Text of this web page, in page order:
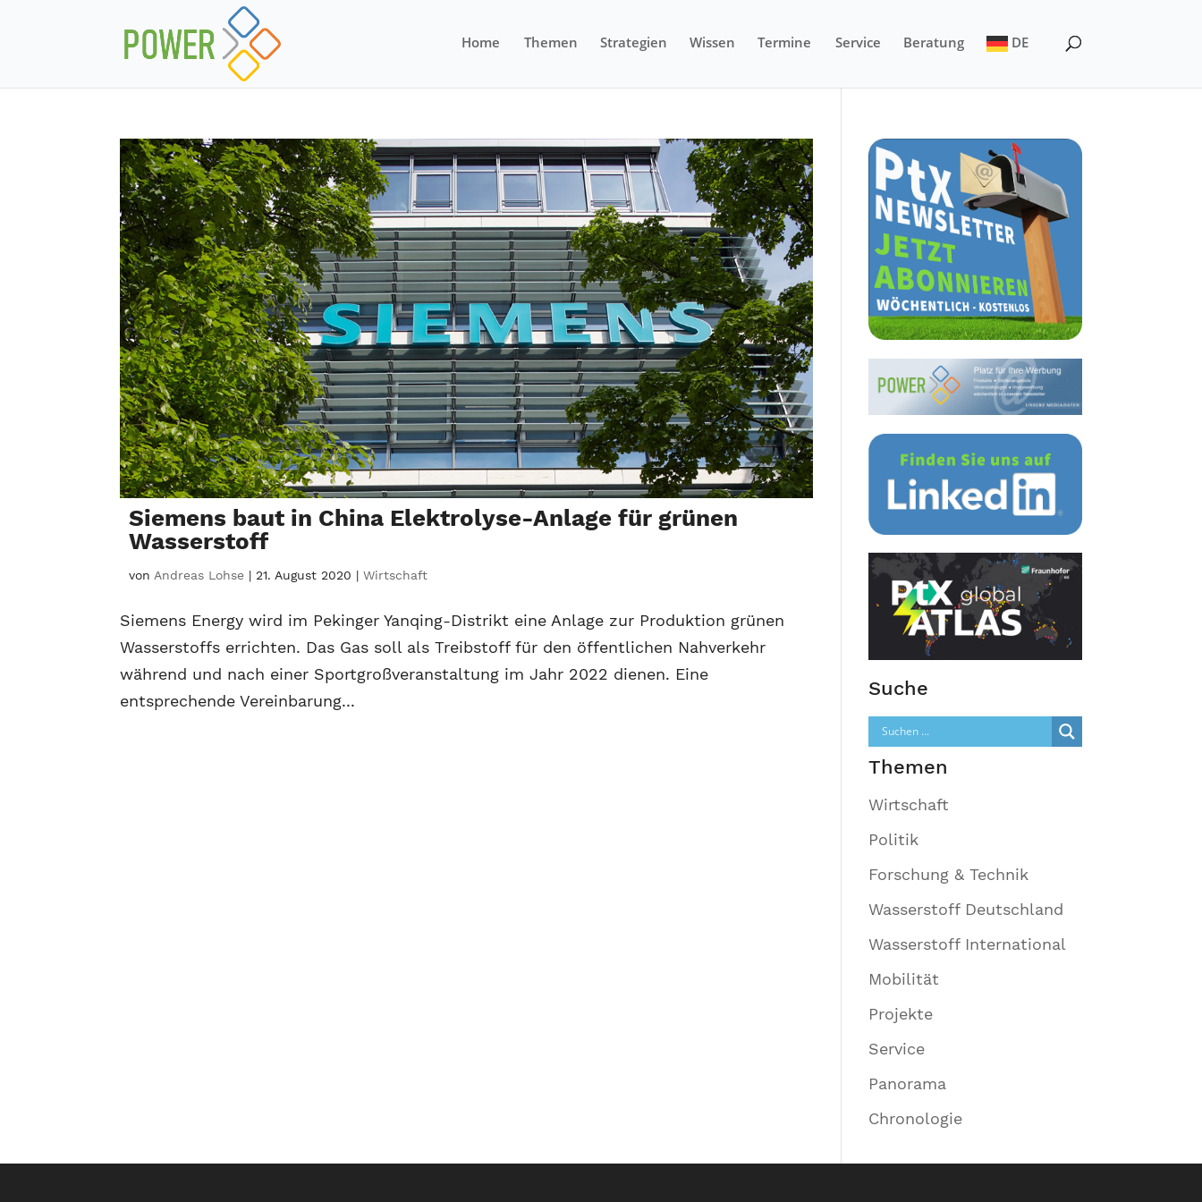
Home Themen Strategien Wissen Termine Service Beratung DE
Siemens baut in China Elektrolyse-Anlage für grünen
Wasserstoff
vonAndreas Lohse |21. August 2020 |Wirtschaft
Siemens Energy wird im Pekinger Yanqing-Distrikt eine Anlage zur Produktion grünen
Wasserstoffs errichten. Das Gas soll als Treibstoff für den öffentlichen Nahverkehr
während und nach einer Sportgroßveranstaltung im Jahr 2022 dienen. Eine
entsprechende Vereinbarung...
Suche
Themen
Wirtschaft
Politik
Forschung & Technik
Wasserstoff Deutschland
Wasserstoff International
Mobilität
Projekte
Service
Panorama
Chronologie